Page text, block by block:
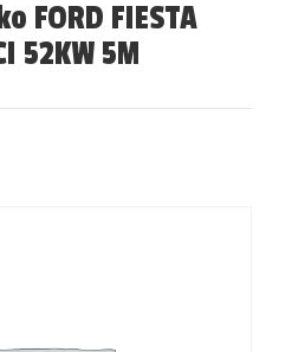
FORD FIESTA
52KW 5M